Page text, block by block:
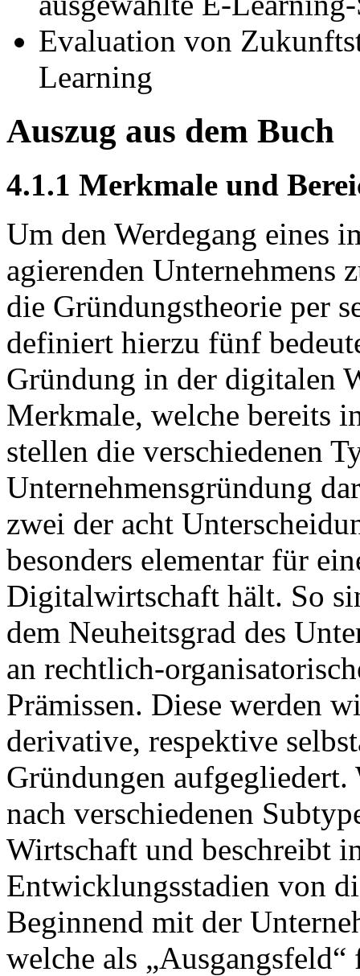
Evaluation von
Learning
Auszug aus dem Buch
4.1.1 Merkmale und
Um den Werdegang eines
agierenden Unternehmens
die Gründungstheorie per
definiert hierzu fünf
Gründung in der digitalen
Merkmale, welche bereits
stellen die verschiedenen
Unternehmensgründung
zwei der acht
besonders elementar für
Digitalwirtschaft hält. So
dem Neuheitsgrad des
an rechtlich-
Prämissen. Diese werden
derivative, respektive
Gründungen
nach verschiedenen
Wirtschaft und beschreibt
Entwicklungsstadien von
Beginnend mit der
welche als